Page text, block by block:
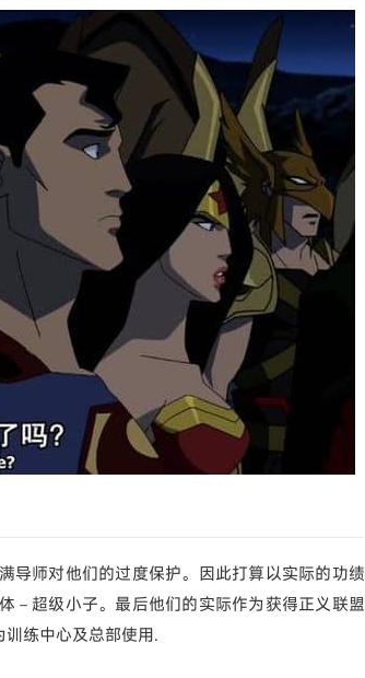
导师对他们的过度保护。因此打算以实际的功绩
－超级小子。最后他们的实际作为获得正义联盟
练中心及总部使用.